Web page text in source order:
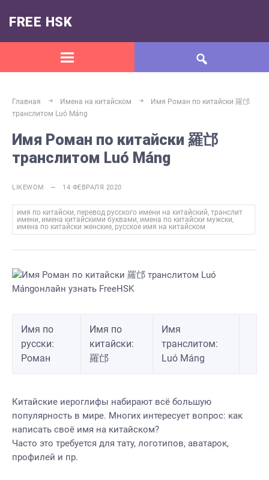
FREE HSK
Главная Имена на китайском
Имя Роман по китайски 羅邙
транслитом Luó Máng
Имя Роман по китайски 羅邙
транслитом Luó Máng
LIKEWOM — 14 ФЕВРАЛЯ 2020
имя по китайски, перевод русского имени на китайский, транслит
имени, имена китайскими буквами, имена по китайски мужски,
имена по китайски женские, русское имя на китайском
Имя по
русски:
Роман
Имя по
китайски:
羅邙
Имя
транслитом:
Luó Máng
Китайские иероглифы набирают всё большую
популярность в мире. Многих интересует вопрос: как
написать своё имя на китайском?
Часто это требуется для тату, логотипов, аватарок,
профилей и пр.